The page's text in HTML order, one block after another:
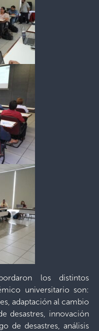
los distintos
universitario son:
adaptación al cambio
desastres, innovación
de desastres, análisis